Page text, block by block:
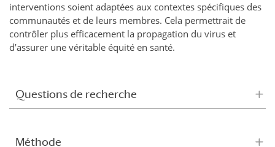
interventions soient adaptées aux contextes spécifiques des
communautés et de leurs membres. Cela permettrait de
contrôler plus efficacement la propagation du virus et
d’assurer une véritable équité en santé.
Questions de recherche
Méthode